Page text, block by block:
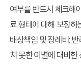
여부를 반드시 체크해
료 형태에 대해 보장하
배상책임 및 장례비:반
치 못한 이별에 대비한